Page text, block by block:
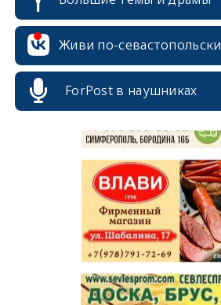
Живи по-севастопольски
ForPost в наушниках